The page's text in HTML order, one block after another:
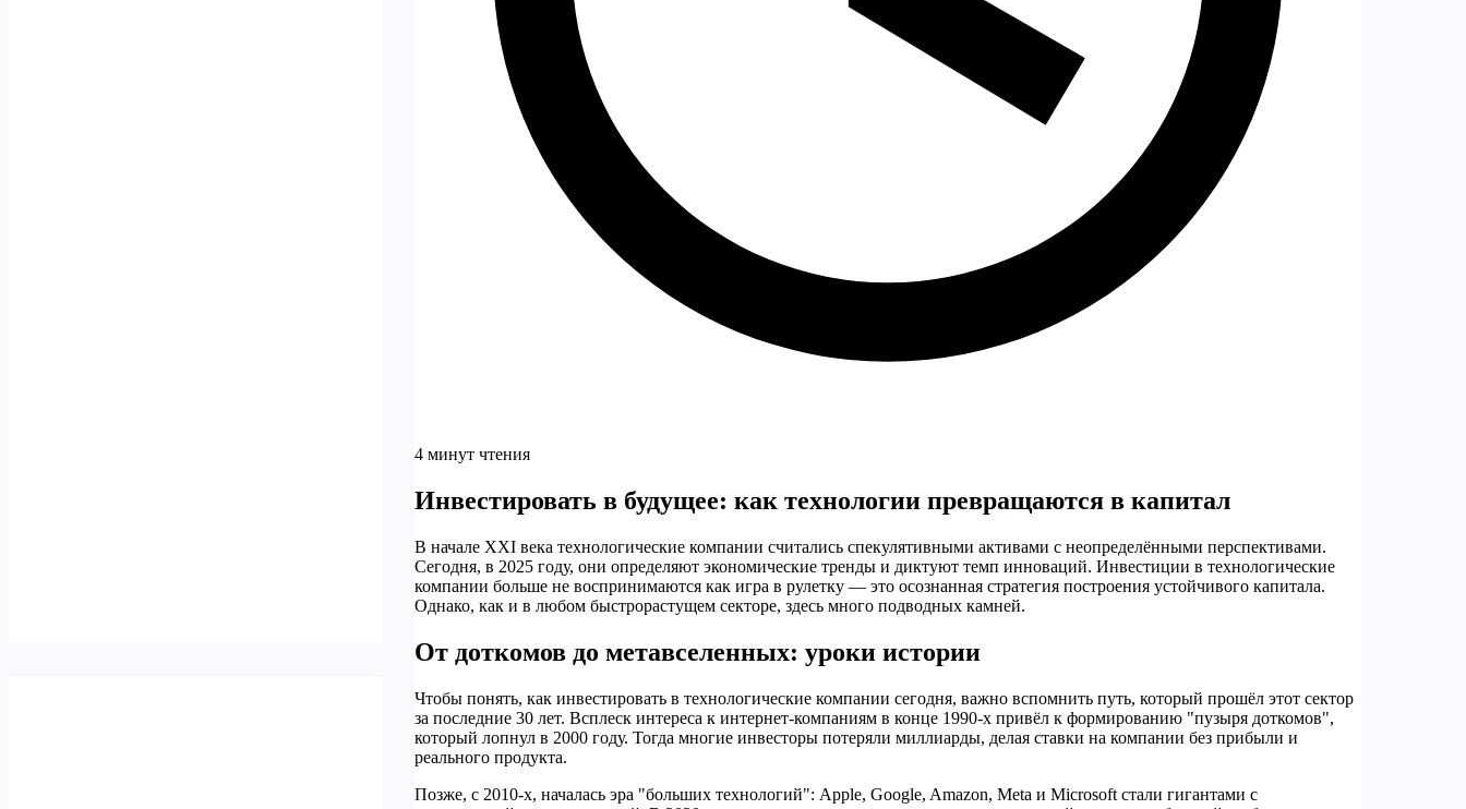
4 минут чтения
Инвестировать в будущее: как технологии превращаются в капитал
В начале XXI века технологические компании считались спекулятивными активами с неопределёнными перспективами.
Сегодня, в 2025 году, они определяют экономические тренды и диктуют темп инноваций. Инвестиции в технологические
компании больше не воспринимаются как игра в рулетку — это осознанная стратегия построения устойчивого капитала.
Однако, как и в любом быстрорастущем секторе, здесь много подводных камней.
От доткомов до метавселенных: уроки истории
Чтобы понять, как инвестировать в технологические компании сегодня, важно вспомнить путь, который прошёл этот сектор
за последние 30 лет. Всплеск интереса к интернет-компаниям в конце 1990-х привёл к формированию "пузыря доткомов",
который лопнул в 2000 году. Тогда многие инвесторы потеряли миллиарды, делая ставки на компании без прибыли и
реального продукта.
Позже, с 2010-х, началась эра "больших технологий": Apple, Google, Amazon, Meta и Microsoft стали гигантами с